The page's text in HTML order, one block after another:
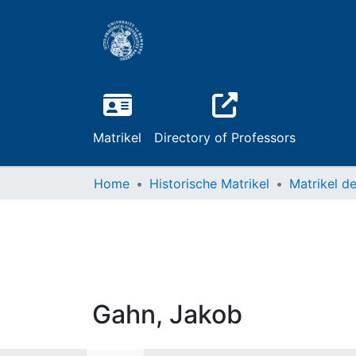
Matrikel Directory of Professors
Home Historische Matrikel
Gahn, Jakob